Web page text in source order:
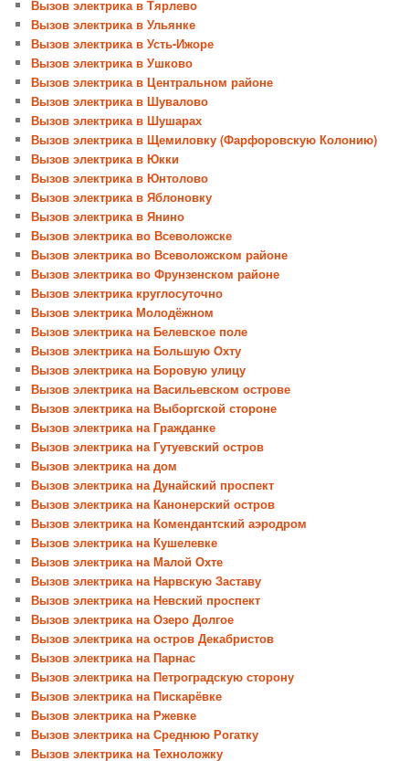
Вызов электрика в Тярлево
Вызов электрика в Ульянке
Вызов электрика в Усть-Ижоре
Вызов электрика в Ушково
Вызов электрика в Центральном районе
Вызов электрика в Шувалово
Вызов электрика в Шушарах
Вызов электрика в Щемиловку (Фарфоровскую Колонию)
Вызов электрика в Юкки
Вызов электрика в Юнтолово
Вызов электрика в Яблоновку
Вызов электрика в Янино
Вызов электрика во Всеволожске
Вызов электрика во Всеволожском районе
Вызов электрика во Фрунзенском районе
Вызов электрика круглосуточно
Вызов электрика Молодёжном
Вызов электрика на Белевское поле
Вызов электрика на Большую Охту
Вызов электрика на Боровую улицу
Вызов электрика на Васильевском острове
Вызов электрика на Выборгской стороне
Вызов электрика на Гражданке
Вызов электрика на Гутуевский остров
Вызов электрика на дом
Вызов электрика на Дунайский проспект
Вызов электрика на Канонерский остров
Вызов электрика на Комендантский аэродром
Вызов электрика на Кушелевке
Вызов электрика на Малой Охте
Вызов электрика на Нарвскую Заставу
Вызов электрика на Невский проспект
Вызов электрика на Озеро Долгое
Вызов электрика на остров Декабристов
Вызов электрика на Парнас
Вызов электрика на Петроградскую сторону
Вызов электрика на Пискарёвке
Вызов электрика на Ржевке
Вызов электрика на Среднюю Рогатку
Вызов электрика на Техноложку